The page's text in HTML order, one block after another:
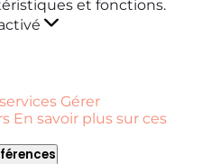
et fonctions.
Gérer
En savoir plus sur ces